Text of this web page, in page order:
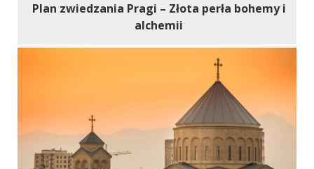
Plan zwiedzania Pragi – Złota perła bohemy i
alchemii